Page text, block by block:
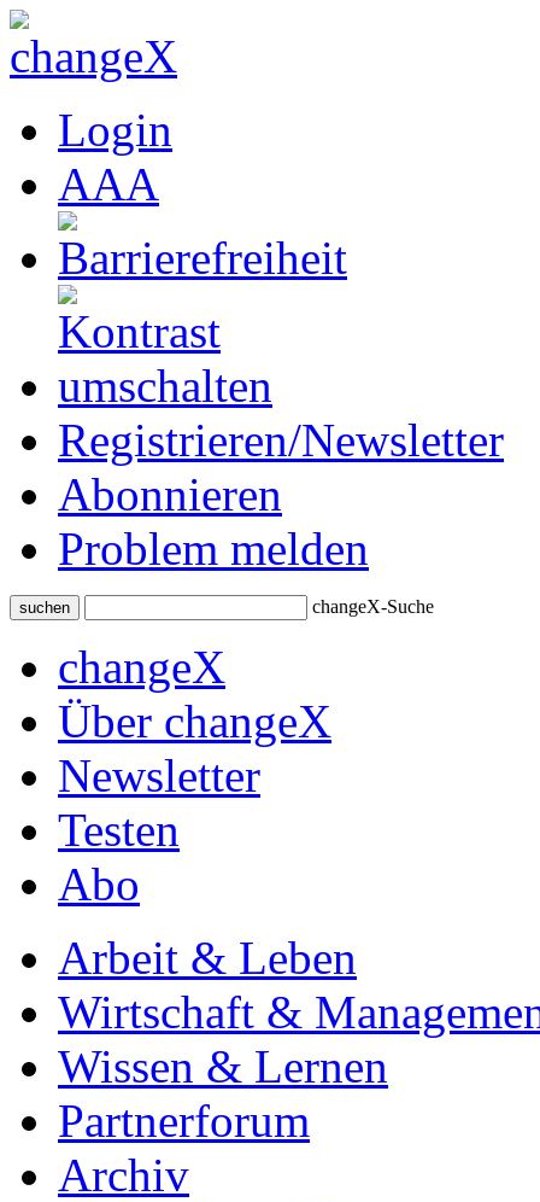
Login
AAA
Registrieren/Newsletter
Abonnieren
Problem melden
suchen changeX-Suche
changeX
Über changeX
Newsletter
Testen
Abo
Arbeit & Leben
Wirtschaft &
Wissen & Lernen
Partnerforum
Archiv